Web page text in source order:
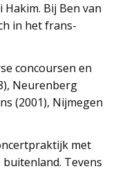
Bij Ben van
in het frans-
concoursen en
Neurenberg
(2001), Nijmegen
met
Tevens